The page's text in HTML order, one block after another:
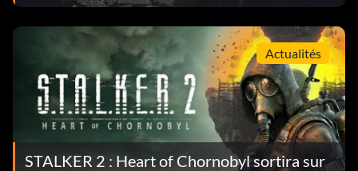
Actualités
STALKER 2 : Heart of Chornobyl sortira sur